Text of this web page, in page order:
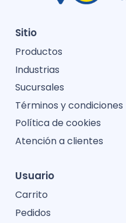
Sitio
Productos
Industrias
Sucursales
Términos y condiciones
Política de cookies
Atención a clientes
Usuario
Carrito
Pedidos